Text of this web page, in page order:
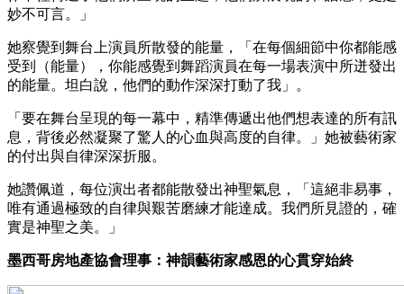
妙不可言。」
她察覺到舞台上演員所散發的能量，「在每個細節中你都能感
受到（能量），你能感覺到舞蹈演員在每一場表演中所迸發出
的能量。坦白說，他們的動作深深打動了我」。
「要在舞台呈現的每一幕中，精準傳遞出他們想表達的所有訊
息，背後必然凝聚了驚人的心血與高度的自律。」她被藝術家
的付出與自律深深折服。
她讚佩道，每位演出者都能散發出神聖氣息，「這絕非易事，
唯有通過極致的自律與艱苦磨練才能達成。我們所見證的，確
實是神聖之美。」
墨西哥房地產協會理事：神韻藝術家感恩的心貫穿始終